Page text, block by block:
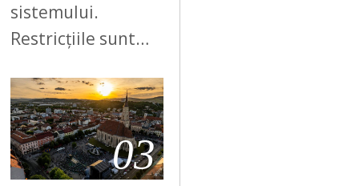
sistemului.
Restricțiile sunt…
03